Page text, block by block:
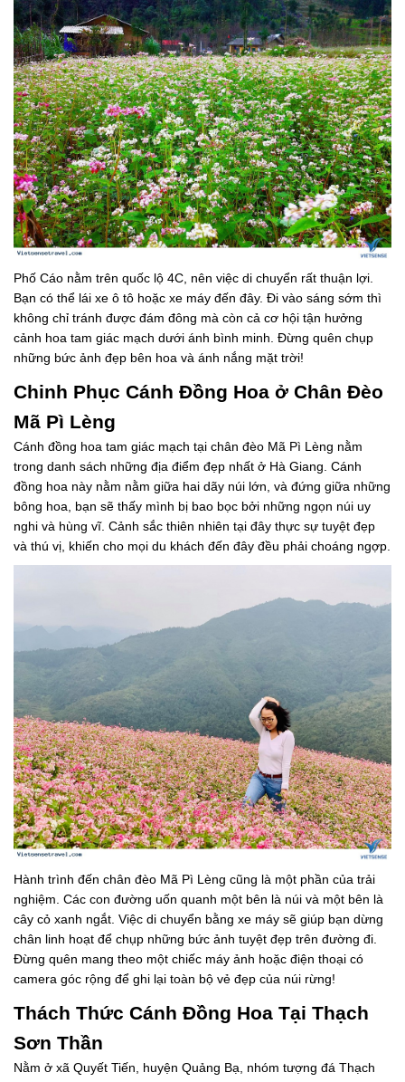
Phố Cáo nằm trên quốc lộ 4C, nên việc di chuyển rất thuận lợi.
Bạn có thể lái xe ô tô hoặc xe máy đến đây. Đi vào sáng sớm thì
không chỉ tránh được đám đông mà còn cả cơ hội tận hưởng
cảnh hoa tam giác mạch dưới ánh bình minh. Đừng quên chụp
những bức ảnh đẹp bên hoa và ánh nắng mặt trời!
Chinh Phục Cánh Đồng Hoa ở Chân Đèo
Mã Pì Lèng
Cánh đồng hoa tam giác mạch tại chân đèo Mã Pì Lèng nằm
trong danh sách những địa điểm đẹp nhất ở Hà Giang. Cánh
đồng hoa này nằm nằm giữa hai dãy núi lớn, và đứng giữa những
bông hoa, bạn sẽ thấy mình bị bao bọc bởi những ngọn núi uy
nghi và hùng vĩ. Cảnh sắc thiên nhiên tại đây thực sự tuyệt đẹp
và thú vị, khiến cho mọi du khách đến đây đều phải choáng ngợp.
Hành trình đến chân đèo Mã Pì Lèng cũng là một phần của trải
nghiệm. Các con đường uốn quanh một bên là núi và một bên là
cây cỏ xanh ngắt. Việc di chuyển bằng xe máy sẽ giúp bạn dừng
chân linh hoạt để chụp những bức ảnh tuyệt đẹp trên đường đi.
Đừng quên mang theo một chiếc máy ảnh hoặc điện thoại có
camera góc rộng để ghi lại toàn bộ vẻ đẹp của núi rừng!
Thách Thức Cánh Đồng Hoa Tại Thạch
Sơn Thần
Nằm ở xã Quyết Tiến, huyện Quảng Bạ, nhóm tượng đá Thạch